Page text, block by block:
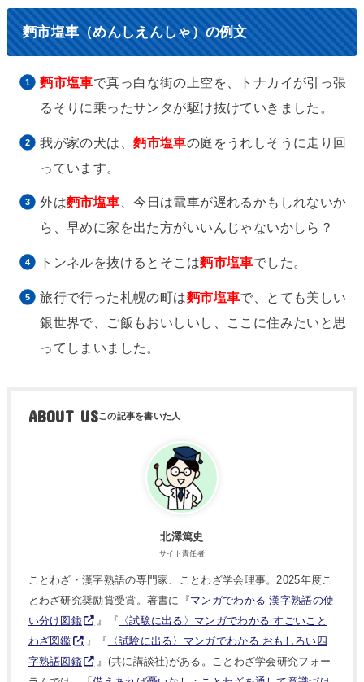
麪市塩車（めんしえんしゃ）の例文
麪市塩車で真っ白な街の上空を、トナカイが引っ張
るそりに乗ったサンタが駆け抜けていきました。
我が家の犬は、麪市塩車の庭をうれしそうに走り回
っています。
外は麪市塩車 、今日は電車が遅れるかもしれないか
ら、早めに家を出た方がいいんじゃないかしら？
トンネルを抜けるとそこは麪市塩車でした。
旅行で行った札幌の町は麪市塩車で、とても美しい
銀世界で、ご飯もおいしいし、ここに住みたいと思
ってしまいました。
ABOUT US
北澤篤史
サイト責任者
ことわざ・漢字熟語の専門家、ことわざ学会理事。2025年度こ
とわざ研究奨励賞受賞。著書に『マンガでわかる 漢字熟語の使
い分け図鑑
』『 〈試験に出る〉マンガでわかる すごいこと
わざ図鑑
』『
〈試験に出る〉マンガでわかる おもしろい四
字熟語図鑑
』(共に講談社)がある。ことわざ学会研究フォー